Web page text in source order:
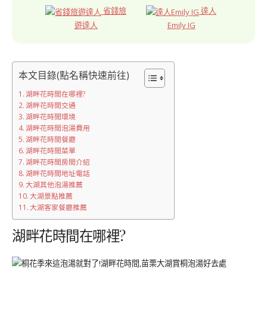
省錢旅
遊達人
達人
Emily IG
本文目錄(點名稱快速前往)
湖畔花時間在哪裡?
湖畔花時間交通
湖畔花時間環境
湖畔花時間泡湯費用
湖畔花時間餐廳
湖畔花時間菜單
湖畔花時間房間介紹
湖畔花時間地址電話
大湖其他泡湯推薦
大湖景點推薦
大湖客家餐廳推薦
湖畔花時間在哪裡?